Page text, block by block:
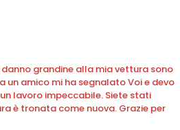
grandine alla mia vettura sono
un amico mi ha segnalato Voi e devo
lavoro impeccabile. Siete stati
è tronata come nuova. Grazie per